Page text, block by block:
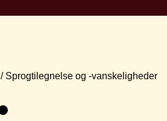
/Sprogtilegnelse og -vanskeligheder